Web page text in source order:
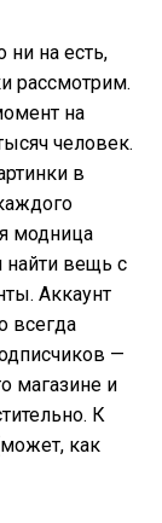
ни на есть,
рассмотрим.
на
человек.
в
модница
вещь с
Аккаунт
всегда
—
магазине и
К
как